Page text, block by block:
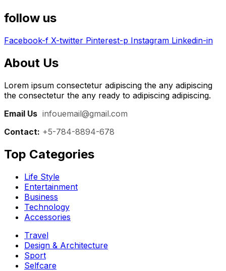
follow us
Facebook-f X-twitter Pinterest-p Instagram Linkedin-in
About Us
Lorem ipsum consectetur adipiscing the any adipiscing
the consectetur the any ready to adipiscing adipiscing.
Email Us infouemail@gmail.com
Contact: +5-784-8894-678
Top Categories​
Life Style
Entertainment
Business
Technology
Accessories
Travel
Design & Architecture
Sport
Selfcare